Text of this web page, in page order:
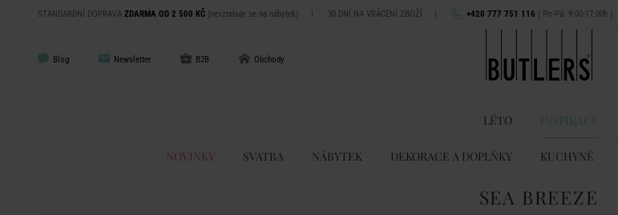
STANDARDNÍ DOPRAVA ZDARMA OD 2 500 KČ (nevztahuje se na nábytek) | 30 DNÍ NA VRÁCENÍ ZBOŽÍ | +420 777 751 116 ( Po-Pá: 9:00-17:00h )
Blog Newsletter B2B Obchody
LÉTO INSPIRACE
NOVINKY SVATBA NÁBYTEK DEKORACE A DOPLŇKY KUCHYNĚ
SEA BREEZE